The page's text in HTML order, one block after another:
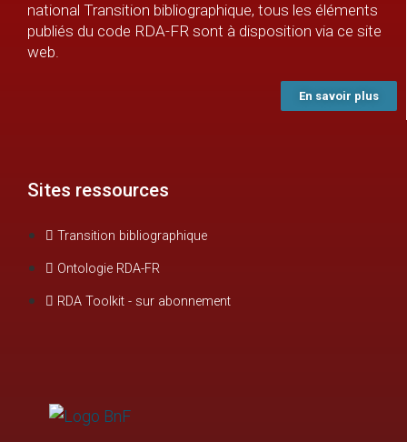
national Transition bibliographique, tous les éléments
publiés du code RDA-FR sont à disposition via ce site
web.
En savoir plus
Sites ressources
Transition bibliographique
Ontologie RDA-FR
RDA Toolkit - sur abonnement